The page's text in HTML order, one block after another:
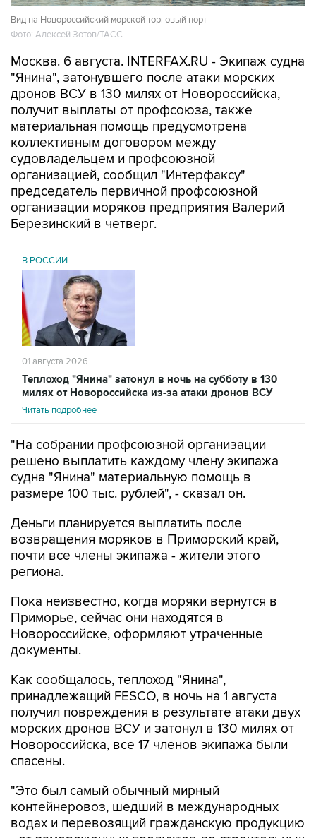
Вид на Новороссийский морской торговый порт
Фото: Алексей Зотов/ТАСС
Москва. 6 августа. INTERFAX.RU - Экипаж судна
"Янина", затонувшего после атаки морских
дронов ВСУ в 130 милях от Новороссийска,
получит выплаты от профсоюза, также
материальная помощь предусмотрена
коллективным договором между
судовладельцем и профсоюзной
организацией, сообщил "Интерфаксу"
председатель первичной профсоюзной
организации моряков предприятия Валерий
Березинский в четверг.
В РОССИИ
01 августа 2026
Теплоход "Янина" затонул в ночь на субботу в 130
милях от Новороссийска из-за атаки дронов ВСУ
Читать подробнее
"На собрании профсоюзной организации
решено выплатить каждому члену экипажа
судна "Янина" материальную помощь в
размере 100 тыс. рублей", - сказал он.
Деньги планируется выплатить после
возвращения моряков в Приморский край,
почти все члены экипажа - жители этого
региона.
Пока неизвестно, когда моряки вернутся в
Приморье, сейчас они находятся в
Новороссийске, оформляют утраченные
документы.
Как сообщалось, теплоход "Янина",
принадлежащий FESCO, в ночь на 1 августа
получил повреждения в результате атаки двух
морских дронов ВСУ и затонул в 130 милях от
Новороссийска, все 17 членов экипажа были
спасены.
"Это был самый обычный мирный
контейнеровоз, шедший в международных
водах и перевозящий гражданскую продукцию